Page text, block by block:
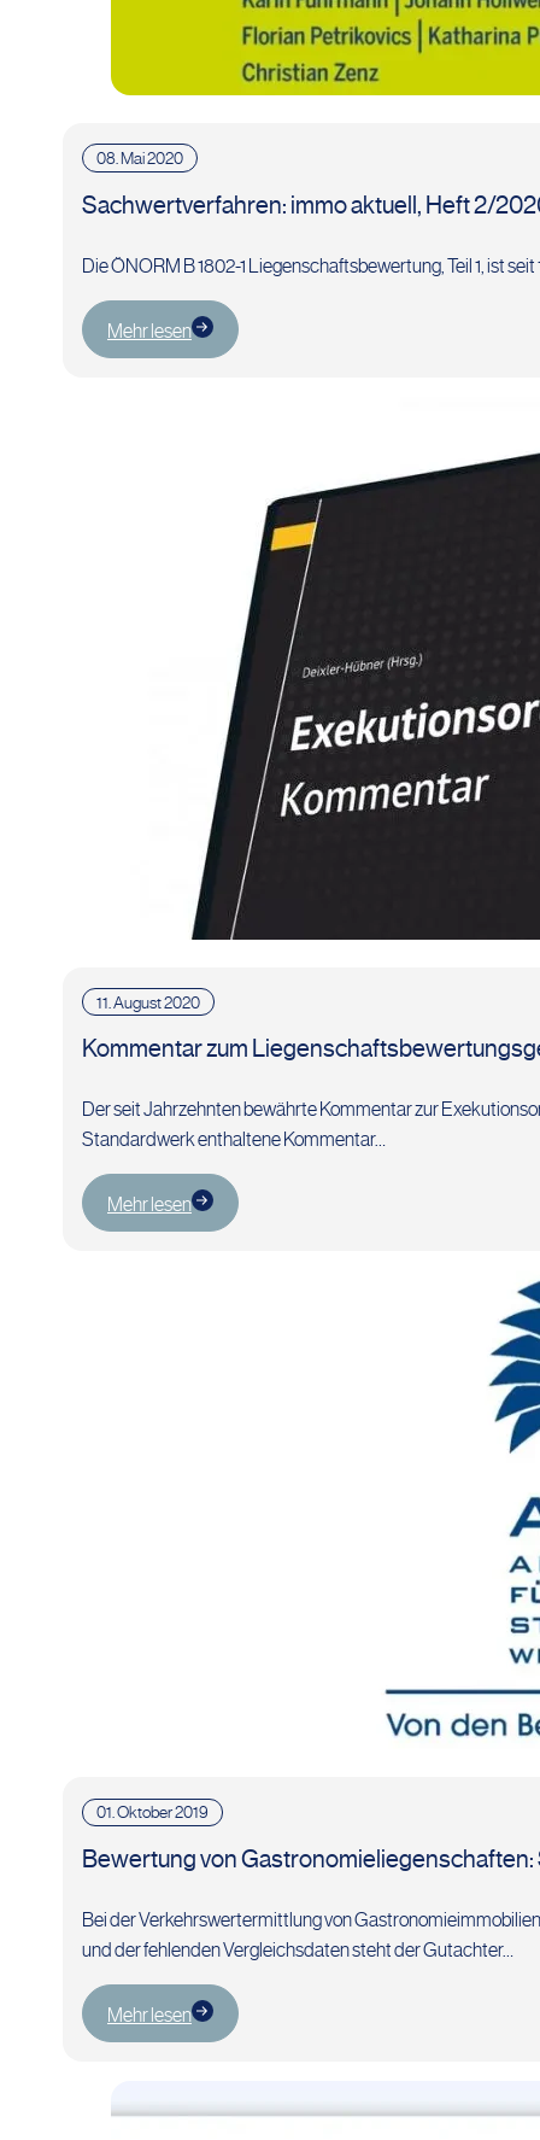
08. Mai 2020
Sachwertverfahren: immo aktuell, Heft 2/
Die ÖNORM B 1802-1 Liegenschaftsbewertung, Teil 1, ist
Mehr lesen
11. August 2020
Kommentar zum
Der seit Jahrzehnten bewährte Kommentar zur
Standardwerk enthaltene Kommentar…
Mehr lesen
01. Oktober 2019
Bewertung von Gastronomieliegenschaften:
Bei der Verkehrswertermittlung von
und der fehlenden Vergleichsdaten steht der Gutachter…
Mehr lesen